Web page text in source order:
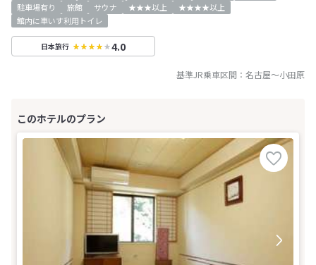
駐車場有り
旅館 サウナ ★★★以上
★★★★以上
館内に車いす利用トイレ
日本旅行 4.0
基準JR乗車区間： 名古屋～小田原